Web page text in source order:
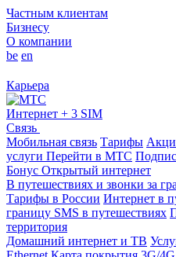
Частным клиентам
Бизнесу
О компании
be en
Карьера
Интернет + 3 SIM
Связь
Мобильная связь Тарифы
услуги Перейти в МТС
Бонус Открытый интернет
В путешествиях и звонки за
Тарифы в России Интернет в
границу SMS в путешествиях
территория
Домашний интернет и ТВ